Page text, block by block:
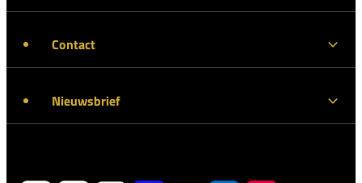
Contact
Nieuwsbrief